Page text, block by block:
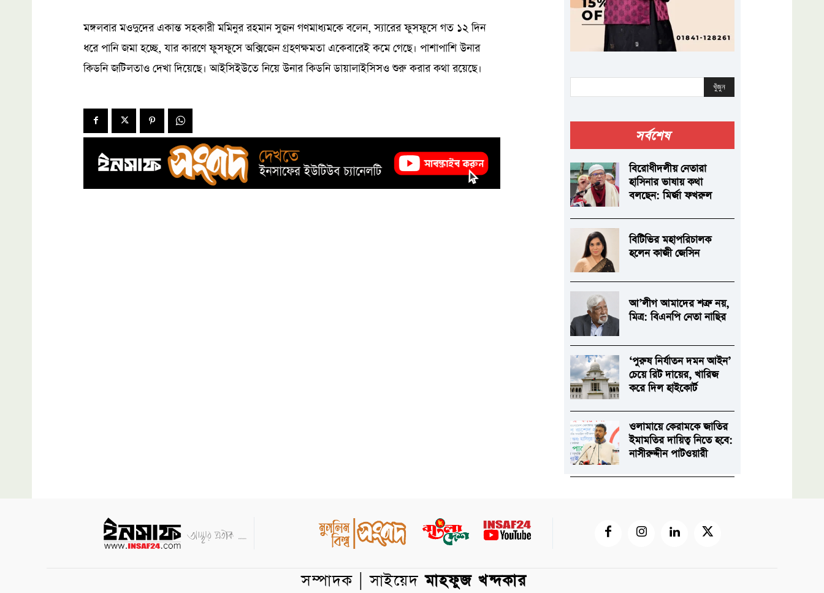
মঙ্গলবার মওদুদের একান্ত সহকারী মমিনুর রহমান সুজন গণমাধ্যমকে বলেন, স্যারের ফুসফুসে গত ১২ দিন
ধরে পানি জমা হচ্ছে, যার কারণে ফুসফুসে অক্সিজেন গ্রহণক্ষমতা একেবারেই কমে গেছে। পাশাপাশি উনার
কিডনি জটিলতাও দেখা দিয়েছে। আইসিইউতে নিয়ে উনার কিডনি ডায়ালাইসিসও শুরু করার কথা রয়েছে।
খুঁজুন
সর্বশেষ
বিরোধীদলীয় নেতারা
হাসিনার ভাষায় কথা
বলছেন: মির্জা ফখরুল
বিটিভির মহাপরিচালক
হলেন কাজী জেসিন
আ’লীগ আমাদের শত্রু নয়,
মিত্র: বিএনপি নেতা নাছির
‘পুরুষ নির্যাতন দমন আইন’
চেয়ে রিট দায়ের, খারিজ
করে দিল হাইকোর্ট
ওলামায়ে কেরামকে জাতির
ইমামতির দায়িত্ব নিতে হবে:
নাসীরুদ্দীন পাটওয়ারী
সম্পাদক | সাইয়েদমাহফুজ খন্দকার